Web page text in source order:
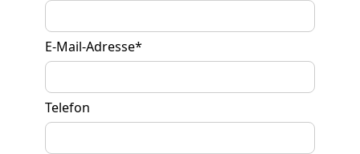
E-Mail-Adresse*
Telefon